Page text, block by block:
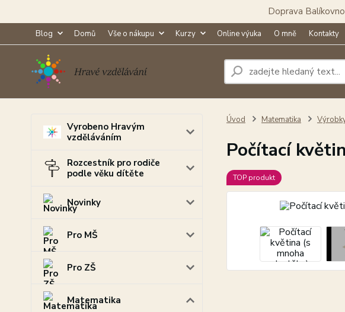
Doprava
Blog Domů Vše o nákupu Kurzy Online výuka O mně Kontakty
Vyrobeno Hravým
vzděláváním
Rozcestník pro rodiče
podle věku dítěte
Novinky
Pro MŠ
Pro ZŠ
Matematika
Úvod Matematika
Počítací
TOP produkt